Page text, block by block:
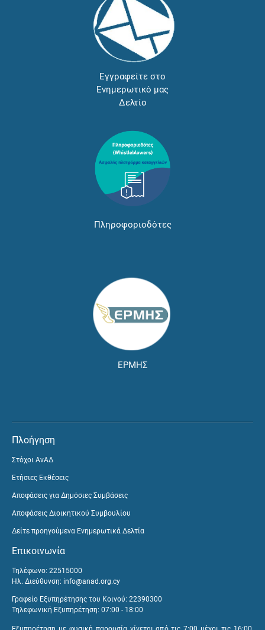
Εγγραφείτε στο
Ενημερωτικό μας
Δελτίο
Πληροφοριοδότες
ΕΡΜΗΣ
Πλοήγηση
Στόχοι ΑνΑΔ
Ετήσιες Εκθέσεις
Αποφάσεις για Δημόσιες Συμβάσεις
Αποφάσεις Διοικητικού Συμβουλίου
Δείτε προηγούμενα Ενημερωτικά Δελτία
Επικοινωνία
Τηλέφωνο: 22515000
Ηλ. Διεύθυνση: info@anad.org.cy
Γραφείο Εξυπηρέτησης του Κοινού: 22390300
Τηλεφωνική Εξυπηρέτηση: 07:00 - 18:00